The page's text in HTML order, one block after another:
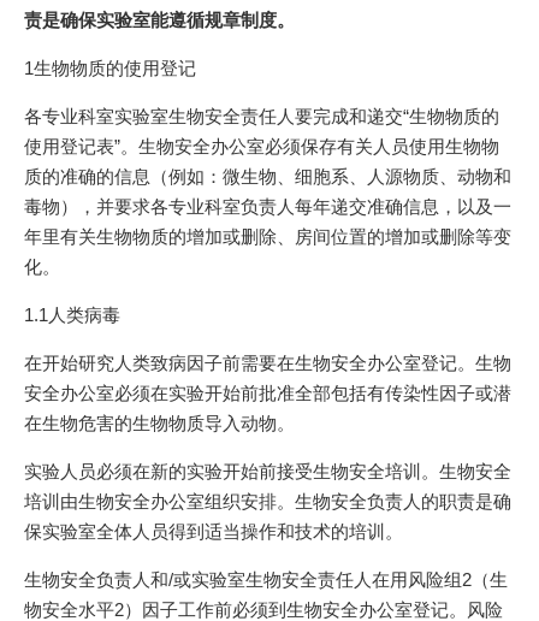
责是确保实验室能遵循规章制度。
1生物物质的使用登记
各专业科室实验室生物安全责任人要完成和递交“生物物质的
使用登记表”。生物安全办公室必须保存有关人员使用生物物
质的准确的信息（例如：微生物、细胞系、人源物质、动物和
毒物），并要求各专业科室负责人每年递交准确信息，以及一
年里有关生物物质的增加或删除、房间位置的增加或删除等变
化。
1.1人类病毒
在开始研究人类致病因子前需要在生物安全办公室登记。生物
安全办公室必须在实验开始前批准全部包括有传染性因子或潜
在生物危害的生物物质导入动物。
实验人员必须在新的实验开始前接受生物安全培训。生物安全
培训由生物安全办公室组织安排。生物安全负责人的职责是确
保实验室全体人员得到适当操作和技术的培训。
生物安全负责人和/或实验室生物安全责任人在用风险组2（生
物安全水平2）因子工作前必须到生物安全办公室登记。风险